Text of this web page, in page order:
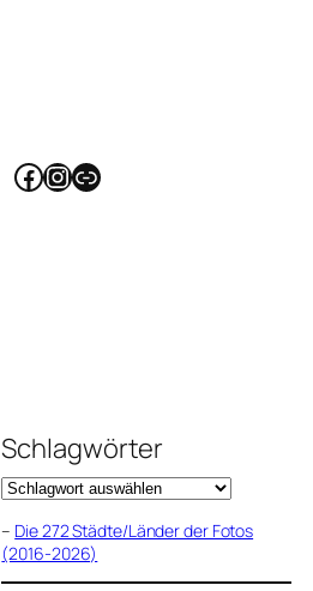
Facebook
Instagram
Link
Schlagwörter
– Die 272 Städte/Länder der Fotos
(2016-2026)